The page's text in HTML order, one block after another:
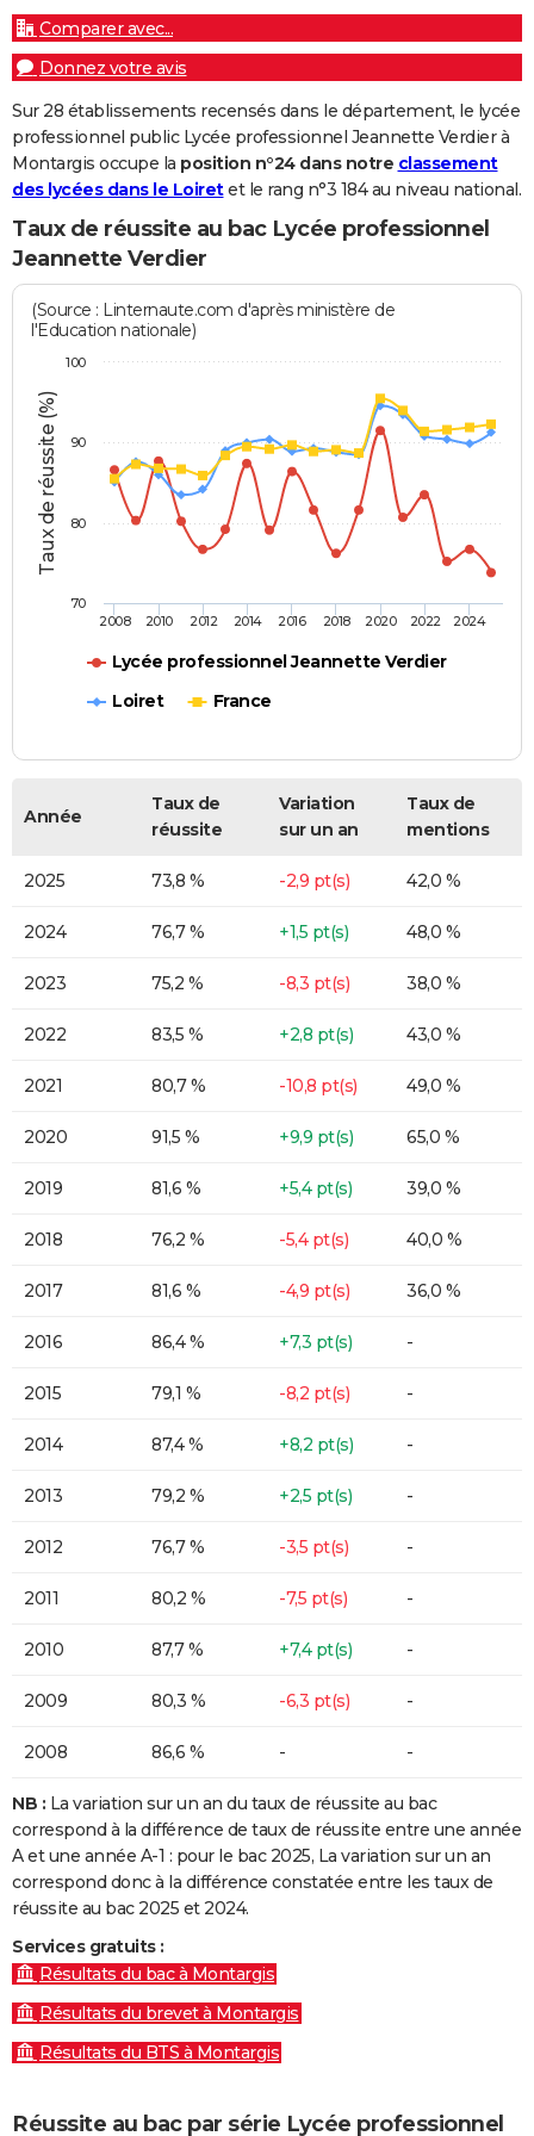
Comparer avec...
Donnez votre avis
Sur 28 établissements recensés dans le département, le lycée
professionnel public Lycée professionnel Jeannette Verdier à
Montargis occupe la position n°24 dans notre classement
des lycées dans le Loiretet le rang n°3 184 au niveau national.
Taux de réussite au bac Lycée professionnel
Jeannette Verdier
Taux de réussite (%)
(Source : Linternaute.com d'après ministère de
l'Education nationale)
Lycée professionnel Jeannette Verdier
Loiret
France
2008 2010 2012 2014 2016 2018 2020 2022 2024
70
80
90
100
Année
Taux de
réussite
Variation
sur un an
Taux de
mentions
2025 73,8 % -2,9 pt(s) 42,0 %
2024 76,7 % +1,5 pt(s) 48,0 %
2023 75,2 % -8,3 pt(s) 38,0 %
2022 83,5 % +2,8 pt(s) 43,0 %
2021 80,7 % -10,8 pt(s) 49,0 %
2020 91,5 % +9,9 pt(s) 65,0 %
2019 81,6 % +5,4 pt(s) 39,0 %
2018 76,2 % -5,4 pt(s) 40,0 %
2017 81,6 % -4,9 pt(s) 36,0 %
2016 86,4 % +7,3 pt(s) -
2015 79,1 % -8,2 pt(s) -
2014 87,4 % +8,2 pt(s) -
2013 79,2 % +2,5 pt(s) -
2012 76,7 % -3,5 pt(s) -
2011 80,2 % -7,5 pt(s) -
2010 87,7 % +7,4 pt(s) -
2009 80,3 % -6,3 pt(s) -
2008 86,6 % - -
NB : La variation sur un an du taux de réussite au bac
correspond à la différence de taux de réussite entre une année
A et une année A-1 : pour le bac 2025, La variation sur un an
correspond donc à la différence constatée entre les taux de
réussite au bac 2025 et 2024.
Services gratuits :
Résultats du bac à Montargis
Résultats du brevet à Montargis
Résultats du BTS à Montargis
Réussite au bac par série Lycée professionnel